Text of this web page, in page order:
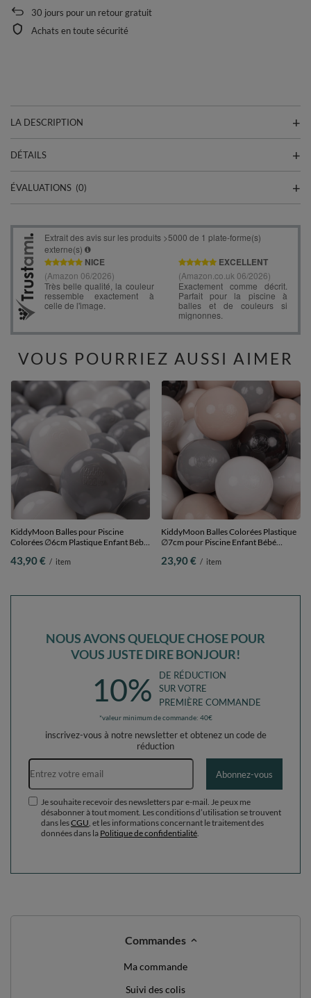
30 jours pour un retour gratuit
Achats en toute sécurité
LA DESCRIPTION
DÉTAILS
ÉVALUATIONS (0)
VOUS POURRIEZ AUSSI AIMER
KiddyMoon Balles pour Piscine
Colorées ∅6cm Plastique Enfant Bébé
Balles/6cm
43,90 € / item
KiddyMoon Balles Colorées Plastique
∅7cm pour Piscine Enfant Bébé
pastel/gris/blanc/noir, 100 Balles/7cm
23,90 € / item
NOUS AVONS QUELQUE CHOSE POUR
VOUS JUSTE DIRE BONJOUR!
10%
DE RÉDUCTION
SUR VOTRE
PREMIÈRE COMMANDE
*valeur minimum de commande: 40€
inscrivez-vous à notre newsletter et obtenez un code de
réduction
Adresse e-mail
Abonnez-vous
Je souhaite recevoir des newsletters par e-mail. Je peux me
désabonner à tout moment. Les conditions d’utilisation se trouvent
dans lesCGU , et les informations concernant le traitement des
données dans la Politique de confidentialité
Commandes
Ma commande
Suivi des colis